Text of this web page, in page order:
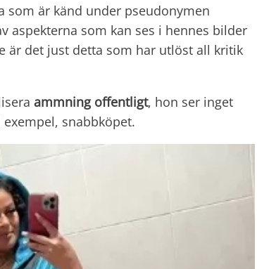
som är känd under pseudonymen
aspekterna som kan ses i hennes bilder
är det just detta som har utlöst all kritik
ammning offentligt, hon ser inget
snabbköpet.